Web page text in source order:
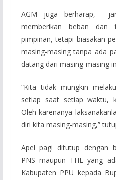
AGM juga berharap,
memberikan beban dan
pimpinan, tetapi biasakan
masing-masing tanpa ada
datang dari masing-masing
“Kita tidak mungkin
setiap saat setiap waktu,
Oleh karenanya
diri kita masing-masing,”
Apel pagi ditutup dengan
PNS maupun THL yang
Kabupaten PPU kepada